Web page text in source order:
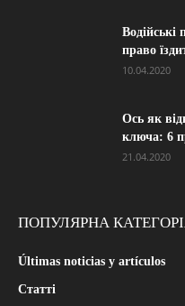
Водійські
право
10.04.2020
Ось як
ключа: 6
21.04.2020
ПОПУЛЯРНА
Últimas noticias y artículos
Статті